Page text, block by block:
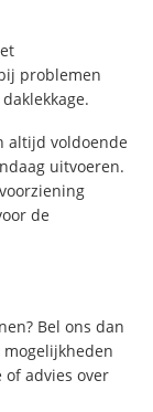
problemen
altijd voldoende
uitvoeren.
de
Bel ons dan
of advies over